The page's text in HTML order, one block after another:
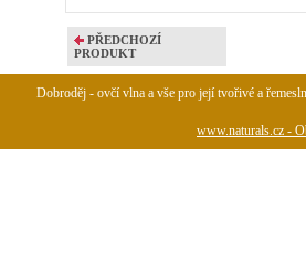
PŘEDCHOZÍ
PRODUKT
Dobroděj - ovčí vlna a vše pro její tvořivé a
www.naturals.cz -